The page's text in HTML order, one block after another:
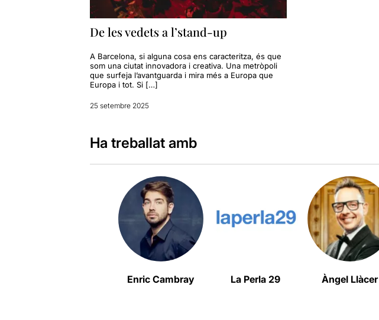
De les vedets a l’stand-up
A Barcelona, si alguna cosa ens caracteritza, és que
som una ciutat innovadora i creativa. Una metròpoli
que surfeja l’avantguarda i mira més a Europa que
Europa i tot. Si […]
25 setembre 2025
Ha treballat amb
Enric Cambray La Perla 29 Àngel Llàcer